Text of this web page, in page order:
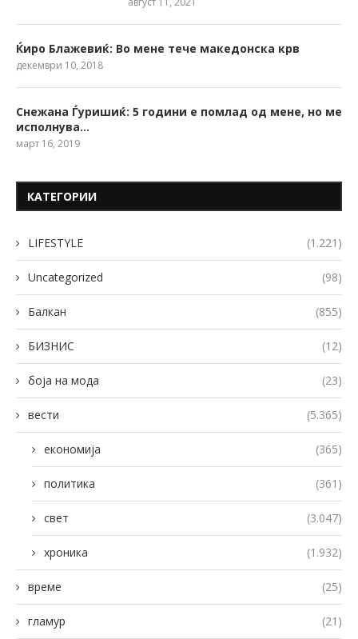
Ќиро Блажевиќ: Во мене тече македонска крв
декември 10, 2018
Снежана Ѓуришиќ: 5 години е помлад од мене, но ме
исполнува…
март 16, 2019
КАТЕГОРИИ
LIFESTYLE (1.221)
Uncategorized (98)
Балкан (855)
БИЗНИС (12)
боја на мода (23)
вести (5.365)
економија (365)
политика (361)
свет (3.047)
хроника (1.932)
време (25)
гламур (21)